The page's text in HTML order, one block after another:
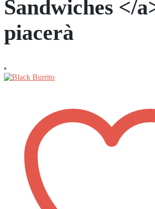
Sandwiches </
piacerà